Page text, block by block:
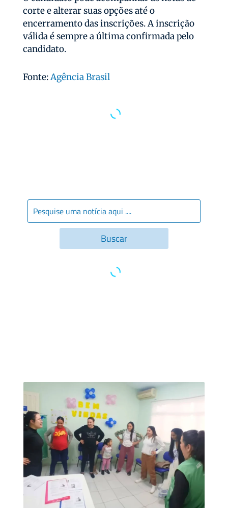
corte e alterar suas opções até o
encerramento das inscrições. A inscrição
válida é sempre a última confirmada pelo
candidato.
Fonte:Agência Brasil